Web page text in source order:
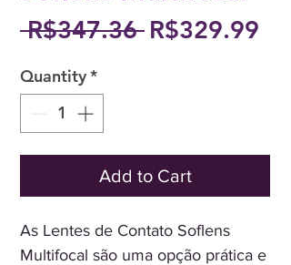
R$347.36 Regular
R$329.99
Quantity*
Add to Cart
As Lentes de Contato Soflens
Multifocal são uma opção prática e